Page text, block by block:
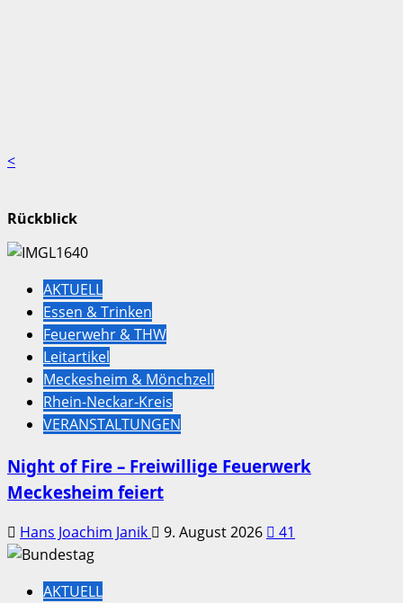
<
Rückblick
AKTUELL
Essen & Trinken
Feuerwehr & THW
Leitartikel
Meckesheim & Mönchzell
Rhein-Neckar-Kreis
VERANSTALTUNGEN
Night of Fire – Freiwillige Feuerwerk
Meckesheim feiert
Hans Joachim Janik 9. August 2026 41
AKTUELL